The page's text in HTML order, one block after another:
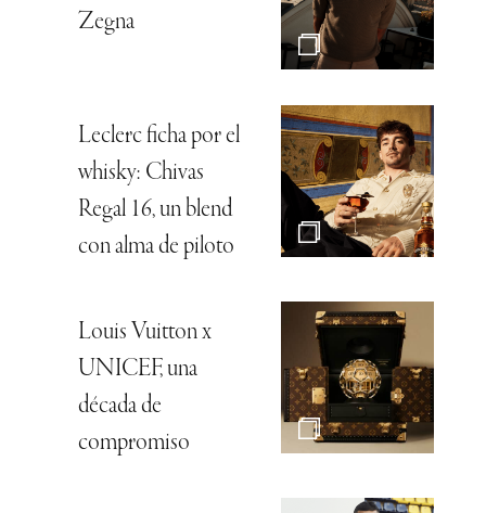
Zegna
Leclerc ficha por el
whisky: Chivas
Regal 16, un blend
con alma de piloto
Louis Vuitton x
UNICEF, una
década de
compromiso